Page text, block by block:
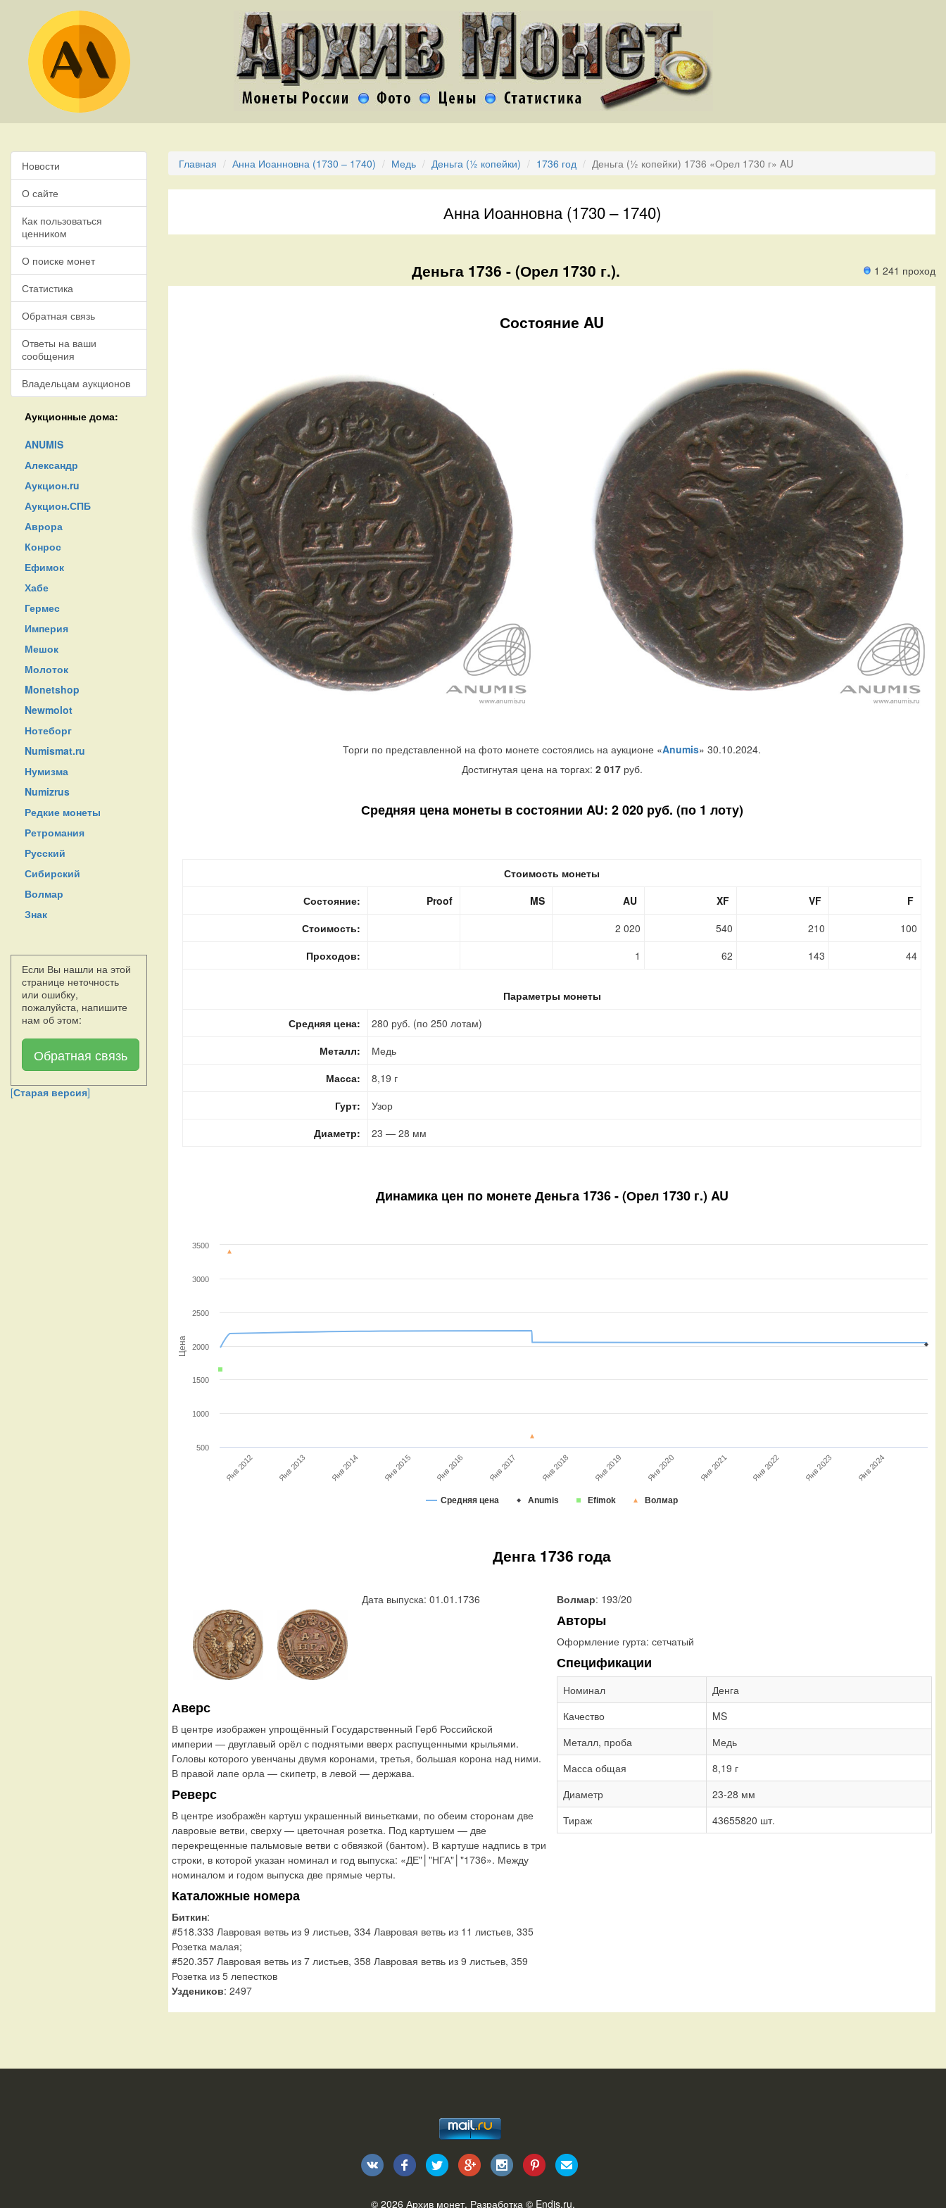
Новости
О сайте
Как пользоваться
ценником
О поиске монет
Статистика
Обратная связь
Ответы на ваши
сообщения
Владельцам аукционов
Аукционные дома:
ANUMIS
Александр
Аукцион.ru
Аукцион.СПБ
Аврора
Конрос
Ефимок
Хабе
Гермес
Империя
Мешок
Молоток
Monetshop
Newmolot
Нотеборг
Numismat.ru
Нумизма
Numizrus
Редкие монеты
Ретромания
Русский
Сибирский
Волмар
Знак
Если Вы нашли на этой
странице неточность
или ошибку,
пожалуйста, напишите
нам об этом:
Обратная связь
[Старая версия]
Главная Анна Иоанновна (1730 – 1740) Медь Деньга (½ копейки) 1736 год Деньга (½ копейки) 1736 «Орел 1730 г» AU
Анна Иоанновна (1730 – 1740)
1 241 проход
Деньга 1736 - (Орел 1730 г.).
Состояние AU
Торги по представленной на фото монете состоялись на аукционе «Anumis» 30.10.2024.
Достигнутая цена на торгах: 2 017руб.
Средняя цена монеты в состоянии AU: 2 020 руб. (по 1 лоту)
Стоимость монеты
Состояние:
Proof MS AU XF VF
F
Стоимость:
2 020 540 210
100
Проходов:
1 62 143 44
Параметры монеты
Средняя цена:
280 руб. (по 250 лотам)
Металл:
Медь
Масса:
8,19 г
Гурт:
Узор
Диаметр:
23 — 28 мм
Динамика цен по монетеДеньга 1736 - (Орел 1730 г.) AU
Цена
Средняя цена Anumis Efimok Волмар
Янв 2012 Янв 2013 Янв 2014 Янв 2015 Янв 2016 Янв 2017 Янв 2018 Янв 2019 Янв 2020 Янв 2021 Янв 2022 Янв 2023 Янв 2024
500
1000
1500
2000
2500
3000
3500
Денга 1736 года
Дата выпуска: 01.01.1736
Аверс
В центре изображен упрощённый Государственный Герб Российской
империи — двуглавый орёл с поднятыми вверх распущенными крыльями.
Головы которого увенчаны двумя коронами, третья, большая корона над ними.
В правой лапе орла — скипетр, в левой — держава.
Реверс
В центре изображён картуш украшенный виньетками, по обеим сторонам две
лавровые ветви, сверху — цветочная розетка. Под картушем — две
перекрещенные пальмовые ветви с обвязкой (бантом). В картуше надпись в три
строки, в которой указан номинал и год выпуска: «ДЕ"│"НГА"│"1736». Между
номиналом и годом выпуска две прямые черты.
Каталожные номера
Биткин:
#518.333 Лавровая ветвь из 9 листьев, 334 Лавровая ветвь из 11 листьев, 335
Розетка малая;
#520.357 Лавровая ветвь из 7 листьев, 358 Лавровая ветвь из 9 листьев, 359
Розетка из 5 лепестков
Уздеников: 2497
Волмар: 193/20
Авторы
Оформление гурта: сетчатый
Спецификации
Номинал
Денга
Качество
MS
Металл, проба
Медь
Масса общая
8,19 г
Диаметр
23-28 мм
Тираж
43655820 шт.
© 2026 Архив монет. Разработка © Endis.ru.